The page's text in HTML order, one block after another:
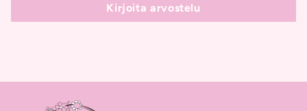
Kirjoita arvostelu